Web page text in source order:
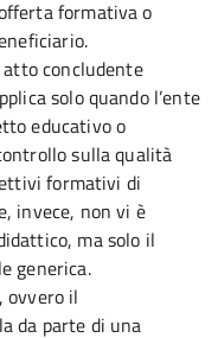
formativa o
concludente
solo quando l’ente
educativo o
sulla qualità
formativi di
invece, non vi è
ma solo il
generica.
ovvero il
da parte di una